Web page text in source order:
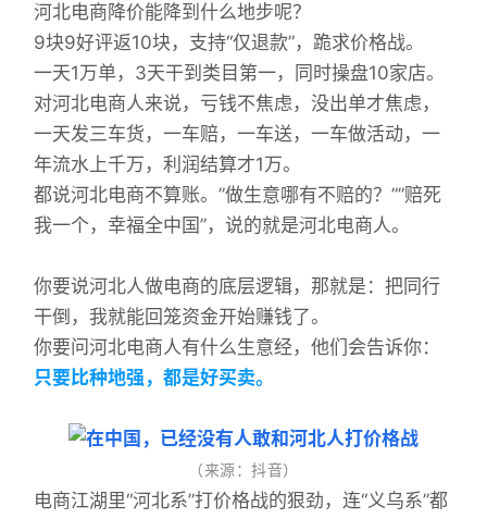
河北电商降价能降到什么地步呢？
9块9好评返10块，支持“仅退款”，跪求价格战。
一天1万单，3天干到类目第一，同时操盘10家店。
对河北电商人来说，亏钱不焦虑，没出单才焦虑，
一天发三车货，一车赔，一车送，一车做活动，一
年流水上千万，利润结算才1万。
都说河北电商不算账。”做生意哪有不赔的？””赔死
我一个，幸福全中国”，说的就是河北电商人。
你要说河北人做电商的底层逻辑，那就是：把同行
干倒，我就能回笼资金开始赚钱了。
你要问河北电商人有什么生意经，他们会告诉你：
只要比种地强，都是好买卖。
（来源：抖音）
电商江湖里“河北系”打价格战的狠劲，连“义乌系”都